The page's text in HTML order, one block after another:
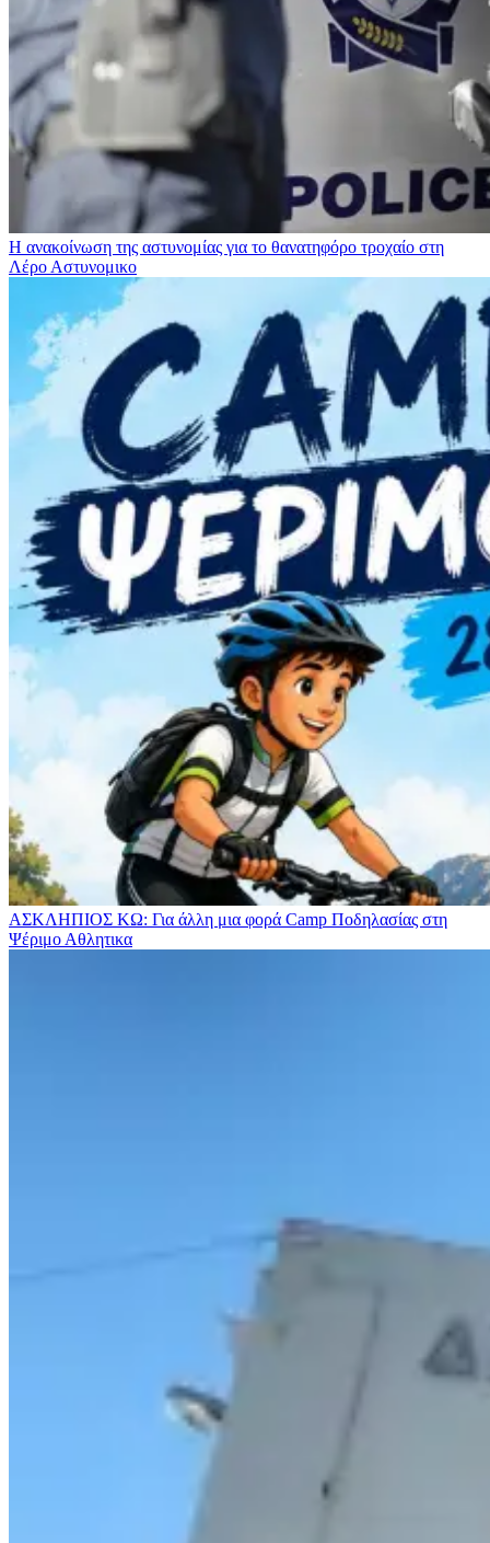
Η ανακοίνωση της αστυνομίας για το θανατηφόρο τροχαίο στη
Λέρο Αστυνομικο
ΑΣΚΛΗΠΙΟΣ ΚΩ: Για άλλη μια φορά Camp Ποδηλασίας στη
Ψέριμο Αθλητικα